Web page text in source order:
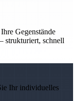
Gegenstände
strukturiert, schnell
Ihr individuelles